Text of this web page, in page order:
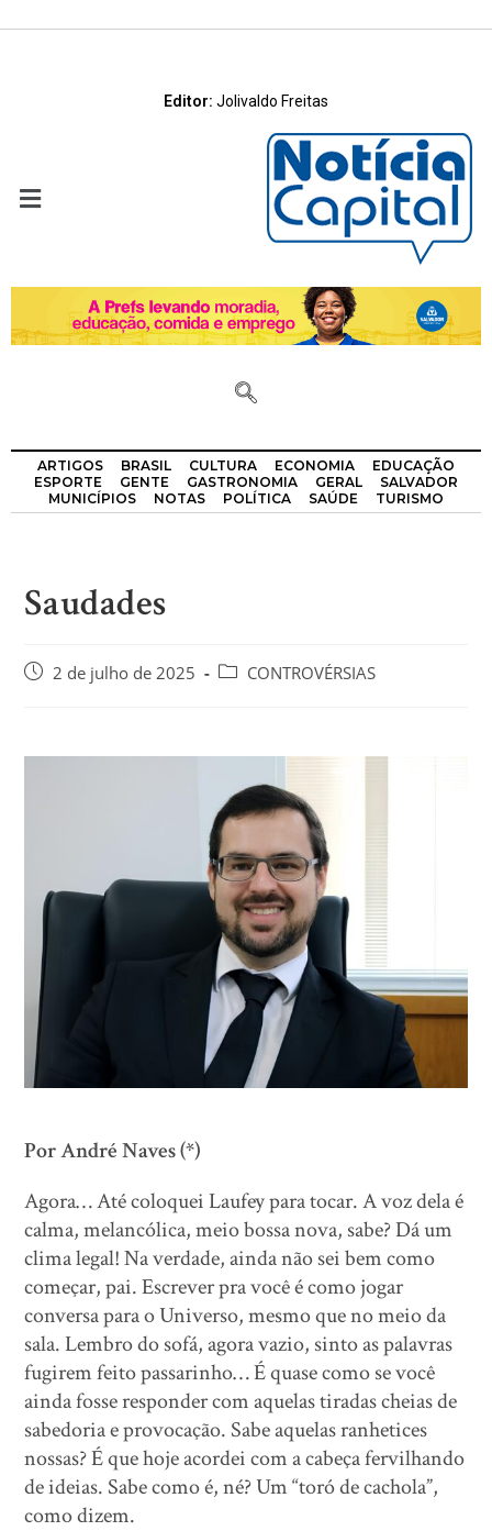
Editor: Jolivaldo Freitas
ARTIGOS BRASIL CULTURA ECONOMIA
EDUCAÇÃO
ESPORTE
GENTE GASTRONOMIA GERAL
SALVADOR
MUNICÍPIOS
NOTAS POLÍTICA SAÚDE TURISMO
Saudades
2 de julho de 2025 CONTROVÉRSIAS
Por André Naves (*)
Agora… Até coloquei Laufey para tocar. A voz dela é
calma, melancólica, meio bossa nova, sabe? Dá um
clima legal! Na verdade, ainda não sei bem como
começar, pai. Escrever pra você é como jogar
conversa para o Universo, mesmo que no meio da
sala. Lembro do sofá, agora vazio, sinto as palavras
fugirem feito passarinho… É quase como se você
ainda fosse responder com aquelas tiradas cheias de
sabedoria e provocação. Sabe aquelas ranhetices
nossas? É que hoje acordei com a cabeça fervilhando
de ideias. Sabe como é, né? Um “toró de cachola”,
como dizem.